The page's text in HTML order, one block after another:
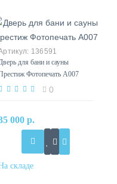
136591
для бани и сауны
Фотопечать А007
0
000 р.